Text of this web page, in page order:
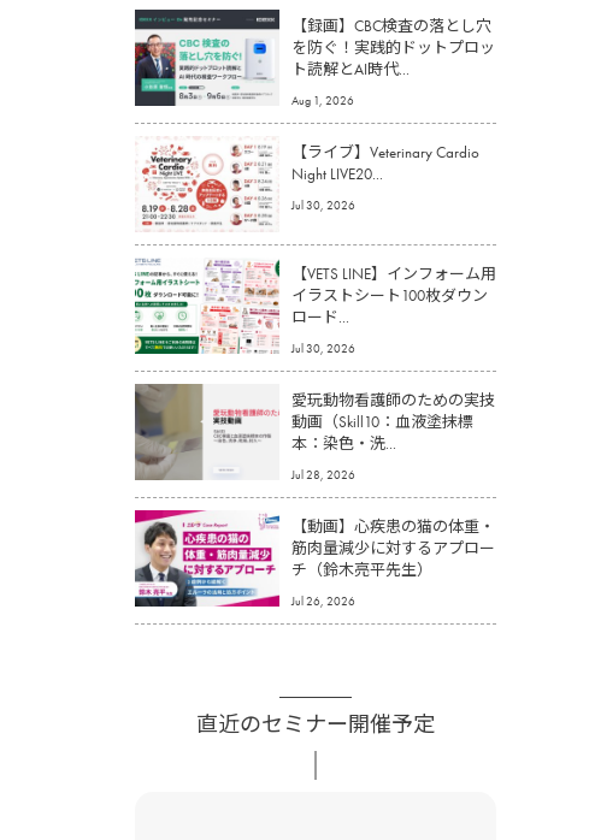
【録画】CBC検査の落とし穴
を防ぐ！実践的ドットプロッ
ト読解とAI時代...
Aug 1, 2026
【ライブ】Veterinary Cardio
Night LIVE20...
Jul 30, 2026
【VETS LINE】インフォーム用
イラストシート100枚ダウン
ロード...
Jul 30, 2026
愛玩動物看護師のための実技
動画（Skill10：血液塗抹標
本：染色・洗...
Jul 28, 2026
【動画】心疾患の猫の体重・
筋肉量減少に対するアプロー
チ（鈴木亮平先生）
Jul 26, 2026
直近のセミナー開催予定